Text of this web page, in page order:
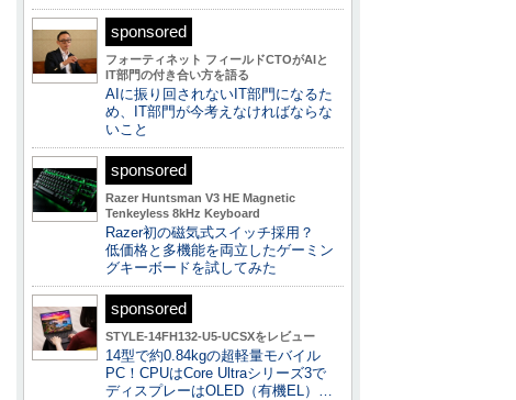
sponsored
フォーティネット フィールドCTOがAIと
IT部門の付き合い方を語る
AIに振り回されないIT部門になるた
め、IT部門が今考えなければならな
いこと
sponsored
Razer Huntsman V3 HE Magnetic
Tenkeyless 8kHz Keyboard
Razer初の磁気式スイッチ採用？
低価格と多機能を両立したゲーミン
グキーボードを試してみた
sponsored
STYLE-14FH132-U5-UCSXをレビュー
14型で約0.84kgの超軽量モバイル
PC！CPUはCore Ultraシリーズ3で
ディスプレーはOLED（有機EL）…